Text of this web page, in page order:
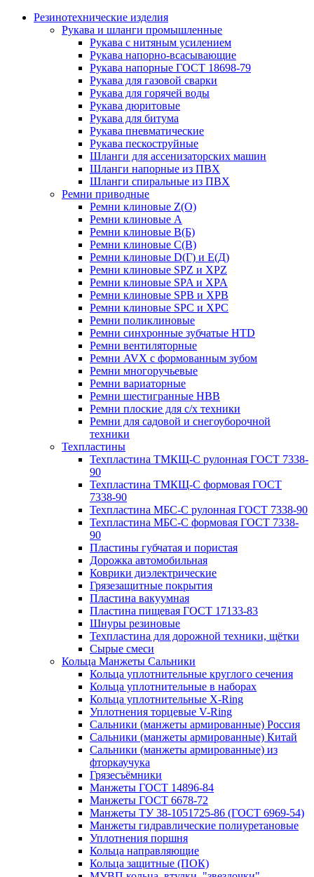
Резинотехнические изделия
Рукава и шланги промышленные
Рукава с нитяным усилением
Рукава напорно-всасывающие
Рукава напорные ГОСТ 18698-79
Рукава для газовой сварки
Рукава для горячей воды
Рукава дюритовые
Рукава для битума
Рукава пневматические
Рукава пескоструйные
Шланги для ассенизаторских машин
Шланги напорные из ПВХ
Шланги спиральные из ПВХ
Ремни приводные
Ремни клиновые Z(О)
Ремни клиновые А
Ремни клиновые В(Б)
Ремни клиновые С(В)
Ремни клиновые D(Г) и Е(Д)
Ремни клиновые SPZ и XPZ
Ремни клиновые SPA и XPA
Ремни клиновые SPB и XPB
Ремни клиновые SPC и XPC
Ремни поликлиновые
Ремни синхронные зубчатые HTD
Ремни вентиляторные
Ремни AVX с формованным зубом
Ремни многоручьевые
Ремни вариаторные
Ремни шестигранные HBB
Ремни плоские для с/х техники
Ремни для садовой и снегоуборочной
техники
Техпластины
Техпластина ТМКЩ-С рулонная ГОСТ 7338-
90
Техпластина ТМКЩ-С формовая ГОСТ
7338-90
Техпластина МБС-С рулонная ГОСТ 7338-90
Техпластина МБС-С формовая ГОСТ 7338-
90
Пластины губчатая и пористая
Дорожка автомобильная
Коврики диэлектрические
Грязезащитные покрытия
Пластина вакуумная
Пластина пищевая ГОСТ 17133-83
Шнуры резиновые
Техпластина для дорожной техники, щётки
Сырые смеси
Кольца Манжеты Сальники
Кольца уплотнительные круглого сечения
Кольца уплотнительные в наборах
Кольца уплотнительные Х-Ring
Уплотнения торцевые V-Ring
Сальники (манжеты армированные) Россия
Сальники (манжеты армированные) Китай
Сальники (манжеты армированные) из
фторкаучука
Грязесъёмники
Манжеты ГОСТ 14896-84
Манжеты ГОСТ 6678-72
Манжеты ТУ 38-1051725-86 (ГОСТ 6969-54)
Манжеты гидравлические полиуретановые
Уплотнения поршня
Кольца направляющие
Кольца защитные (ПОК)